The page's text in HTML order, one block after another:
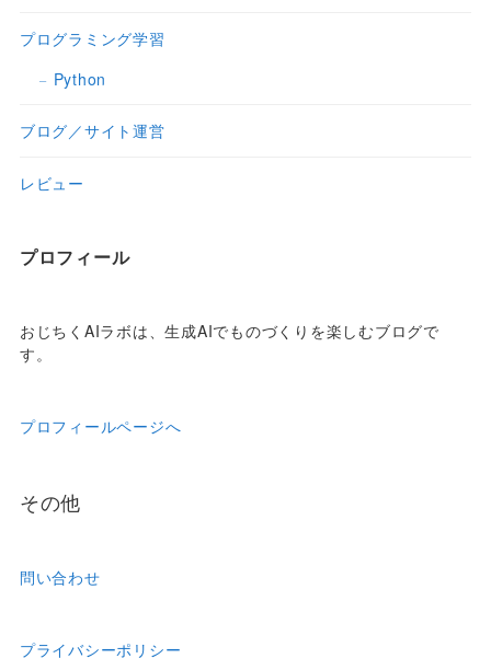
プログラミング学習
Python
ブログ／サイト運営
レビュー
プロフィール
おじちくAIラボは、生成AIでものづくりを楽しむブログで
す。
プロフィールページへ
その他
問い合わせ
プライバシーポリシー